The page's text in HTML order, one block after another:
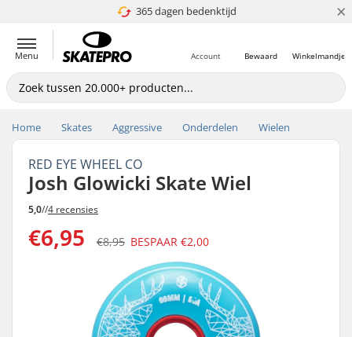
365 dagen bedenktijd
4.8 van 5 ×
Menu Winkelmandje
Bewaard
Account
Home Skates Aggressive Onderdelen Wielen
RED EYE WHEEL CO
Josh Glowicki Skate Wiel
5,0//4 recensies
€6,95 €8,95 BESPAAR €2,00